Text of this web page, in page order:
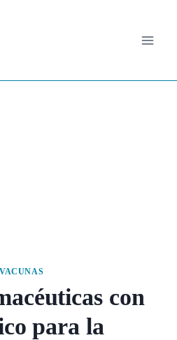
VACUNAS
con
para la